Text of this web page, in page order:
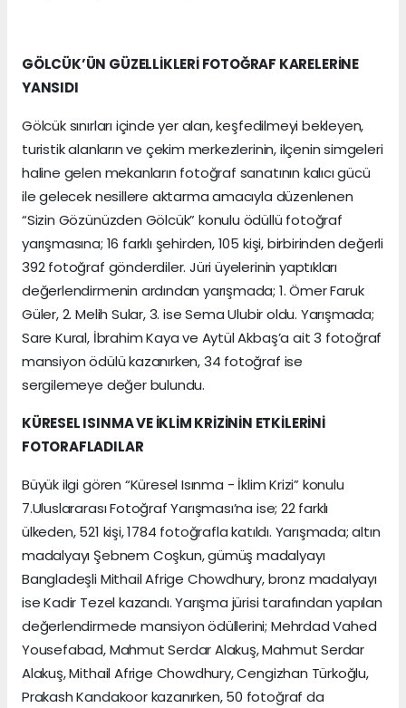
GÖLCÜK’ÜN GÜZELLİKLERİ FOTOĞRAF KARELERİNE
YANSIDI
Gölcük sınırları içinde yer alan, keşfedilmeyi bekleyen,
turistik alanların ve çekim merkezlerinin, ilçenin simgeleri
haline gelen mekanların fotoğraf sanatının kalıcı gücü
ile gelecek nesillere aktarma amacıyla düzenlenen
“Sizin Gözünüzden Gölcük” konulu ödüllü fotoğraf
yarışmasına; 16 farklı şehirden, 105 kişi, birbirinden değerli
392 fotoğraf gönderdiler. Jüri üyelerinin yaptıkları
değerlendirmenin ardından yarışmada; 1. Ömer Faruk
Güler, 2. Melih Sular, 3. ise Sema Ulubir oldu. Yarışmada;
Sare Kural, İbrahim Kaya ve Aytül Akbaş’a ait 3 fotoğraf
mansiyon ödülü kazanırken, 34 fotoğraf ise
sergilemeye değer bulundu.
KÜRESEL ISINMA VE İKLİM KRİZİNİN ETKİLERİNİ
FOTORAFLADILAR
Büyük ilgi gören “Küresel Isınma - İklim Krizi” konulu
7.Uluslararası Fotoğraf Yarışması’na ise; 22 farklı
ülkeden, 521 kişi, 1784 fotoğrafla katıldı. Yarışmada; altın
madalyayı Şebnem Coşkun, gümüş madalyayı
Bangladeşli Mithail Afrige Chowdhury, bronz madalyayı
ise Kadir Tezel kazandı. Yarışma jürisi tarafından yapılan
değerlendirmede mansiyon ödüllerini; Mehrdad Vahed
Yousefabad, Mahmut Serdar Alakuş, Mahmut Serdar
Alakuş, Mithail Afrige Chowdhury, Cengizhan Türkoğlu,
Prakash Kandakoor kazanırken, 50 fotoğraf da